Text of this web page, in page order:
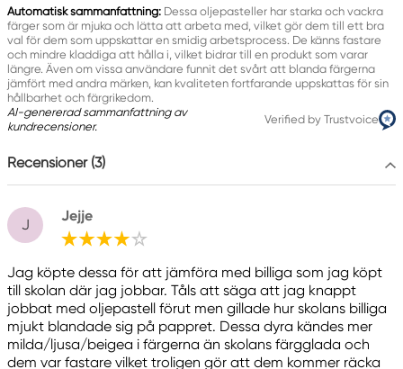
+49 (0) 911 9965-0
Automatisk sammanfattning: Dessa oljepasteller har starka och vackra
färger som är mjuka och lätta att arbeta med, vilket gör dem till ett bra
val för dem som uppskattar en smidig arbetsprocess. De känns fastare
och mindre kladdiga att hålla i, vilket bidrar till en produkt som varar
längre. Även om vissa användare funnit det svårt att blanda färgerna
jämfört med andra märken, kan kvaliteten fortfarande uppskattas för sin
hållbarhet och färgrikedom.
AI-genererad sammanfattning av
kundrecensioner.
Verified by Trustvoice
Recensioner (3)
J
Jejje
Jag köpte dessa för att jämföra med billiga som jag köpt
till skolan där jag jobbar. Tåls att säga att jag knappt
jobbat med oljepastell förut men gillade hur skolans billiga
mjukt blandade sig på pappret. Dessa dyra kändes mer
milda/ljusa/beigea i färgerna än skolans färgglada och
dem var fastare vilket troligen gör att dem kommer räcka